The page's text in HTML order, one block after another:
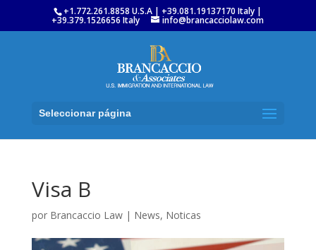
+1.772.261.8858 U.S.A | +39.081.19137170 Italy |
+39.379.1526656 Italy info@brancacciolaw.com
Seleccionar página
Visa B
por Brancaccio Law| News, Noticas